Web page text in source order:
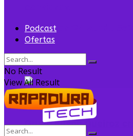
Flightradar24 vende
para expansão
Grupo Edson Queiroz
Podcast
Ofertas
No Result
View All Result